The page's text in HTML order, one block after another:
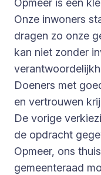
Opmeer is een
Onze inwoners
dragen zo onze
kan niet zonder
Doeners met
en vertrouwen
De vorige
de opdracht
Opmeer, ons
gemeenteraad